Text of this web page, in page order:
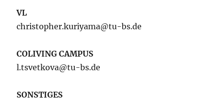
VL
christopher.kuriyama@tu-bs.de
COLIVING CAMPUS
l.tsvetkova@tu-bs.de
SONSTIGES